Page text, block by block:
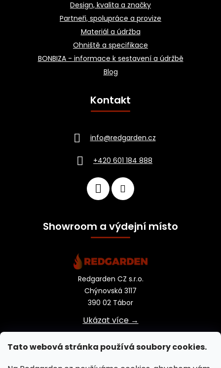
Tato webová stránka používá soubory cookies.
Design, kvalita a značky
Partneři, spolupráce a provize
Materiál a údržba
Ohniště a specifikace
BONBIZA - informace k sestavení a údržbě
Blog
Kontakt
info@redgarden.cz
+420 601 184 888
Showroom a výdejní místo
Redgarden CZ s.r.o.
Chýnovská 3117
390 02 Tábor
Ukázat více →